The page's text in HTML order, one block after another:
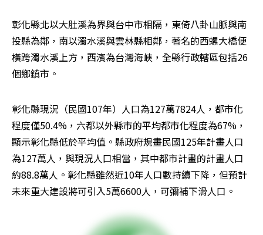
彰化縣北以大肚溪為界與台中市相隔，東倚八卦山脈與南
投縣為鄰，南以濁水溪與雲林縣相鄰，著名的西螺大橋便
橫跨濁水溪上方，西濱為台灣海峽，全縣行政轄區包括26
個鄉鎮市。
彰化縣現況（民國107年）人口為127萬7824人，都市化
程度僅50.4%，六都以外縣市的平均都市化程度為67%，
顯示彰化縣低於平均值。縣政府規畫民國125年計畫人口
為127萬人，與現況人口相當，其中都市計畫的計畫人口
約88.8萬人。彰化縣雖然近10年人口數持續下降，但預計
未來重大建設將可引入5萬6600人，可彌補下滑人口。